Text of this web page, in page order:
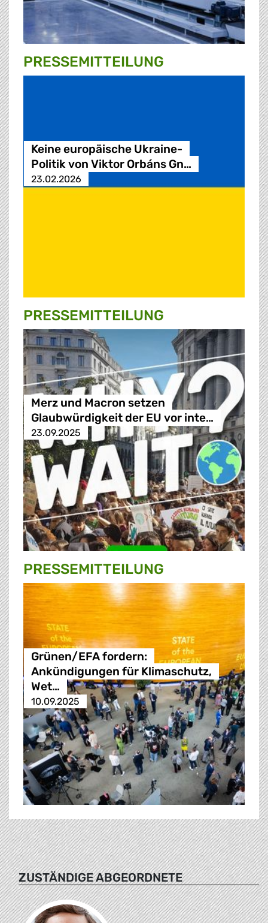
PRESSE­MITTEILUNG
Keine europäische Ukraine-
Politik von Viktor Orbáns Gn…
23.02.2026
PRESSE­MITTEILUNG
Merz und Macron setzen
Glaubwürdigkeit der EU vor inte…
23.09.2025
PRESSE­MITTEILUNG
Grünen/EFA fordern:
Ankündigungen für Klimaschutz,
Wet…
10.09.2025
ZUSTÄNDIGE ABGEORDNETE